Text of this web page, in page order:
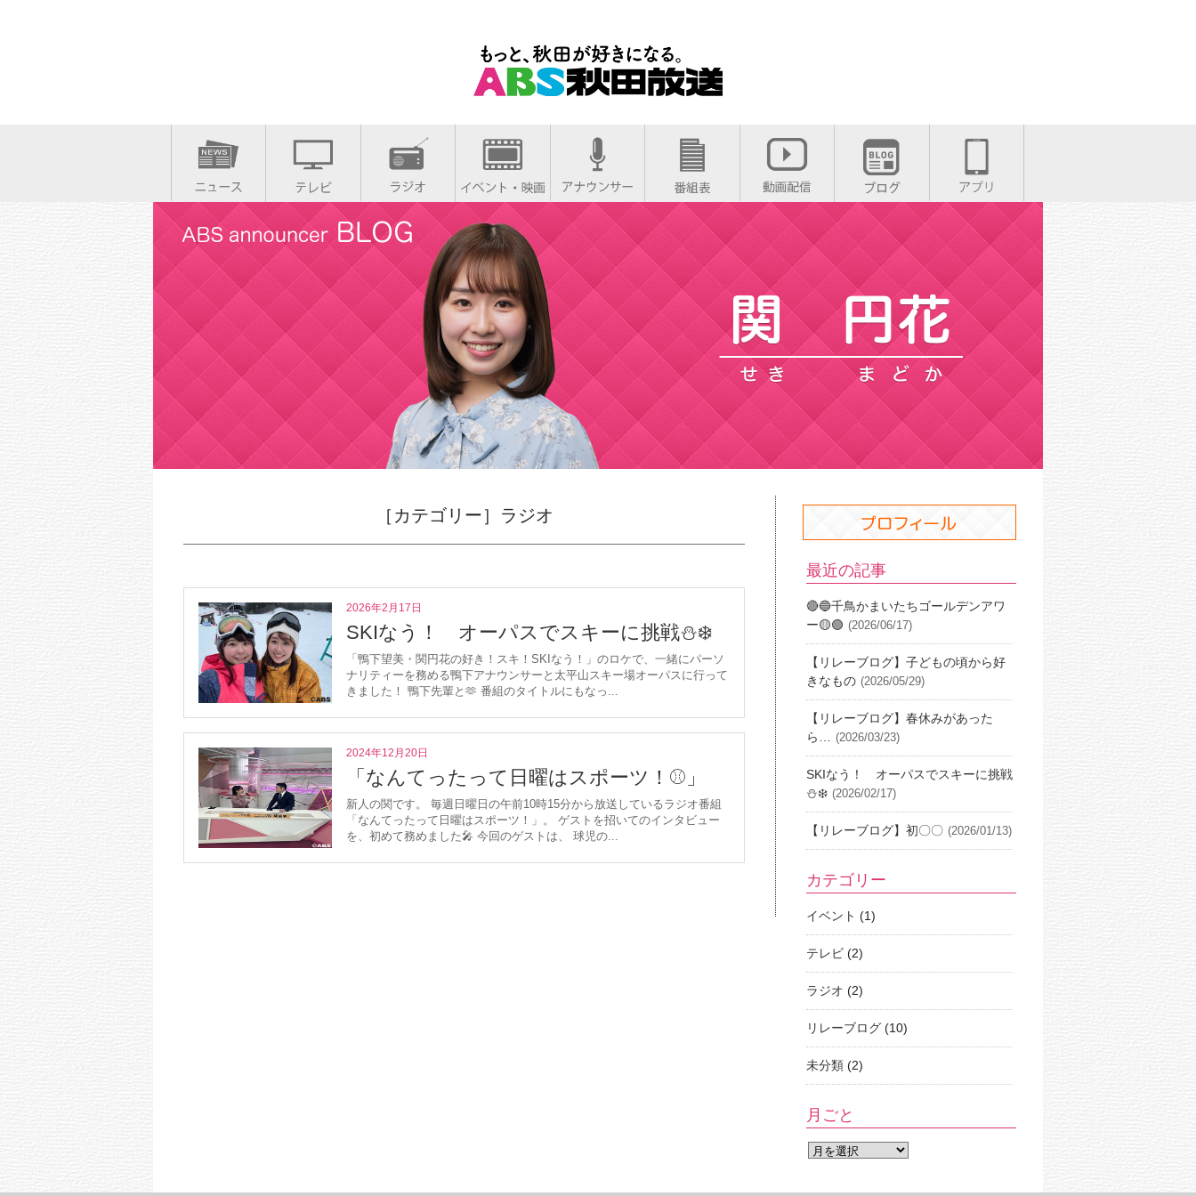
［カテゴリー］ラジオ
2026年2月17日
SKIなう！ オーパスでスキーに挑戦⛄️❄️
「鴨下望美・関円花の好き！スキ！SKIなう！」のロケで、一緒にパーソ
ナリティーを務める鴨下アナウンサーと太平山スキー場オーパスに行って
きました！ 鴨下先輩と🫶 番組のタイトルにもなっ...
2024年12月20日
「なんてったって日曜はスポーツ！⚾️」
新人の関です。 毎週日曜日の午前10時15分から放送しているラジオ番組
「なんてったって日曜はスポーツ！」。 ゲストを招いてのインタビュー
を、初めて務めました🎤 今回のゲストは、 球児の...
最近の記事
🔴🔵千鳥かまいたちゴールデンアワ
ー🟡🟢 (2026/06/17)
【リレーブログ】子どもの頃から好
きなもの (2026/05/29)
【リレーブログ】春休みがあった
ら…
(2026/03/23)
SKIなう！ オーパスでスキーに挑戦
⛄️❄️ (2026/02/17)
【リレーブログ】初〇〇 (2026/01/13)
カテゴリー
イベント (1)
テレビ (2)
ラジオ (2)
リレーブログ (10)
未分類 (2)
月ごと